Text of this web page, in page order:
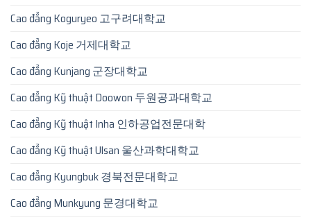
Cao đẳng Koguryeo 고구려대학교
Cao đẳng Koje 거제대학교
Cao đẳng Kunjang 군장대학교
Cao đẳng Kỹ thuật Doowon 두원공과대학교
Cao đẳng Kỹ thuật Inha 인하공업전문대학
Cao đẳng Kỹ thuật Ulsan 울산과학대학교
Cao đẳng Kyungbuk 경북전문대학교
Cao đẳng Munkyung 문경대학교